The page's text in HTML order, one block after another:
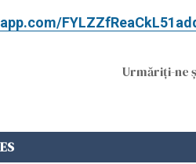
Urmăriți-ne